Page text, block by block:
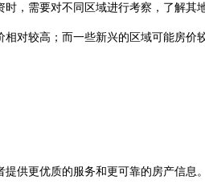
需要对不同区域进行考察，了解其
较高；而一些新兴的区域可能房价
供更优质的服务和更可靠的房产信息。